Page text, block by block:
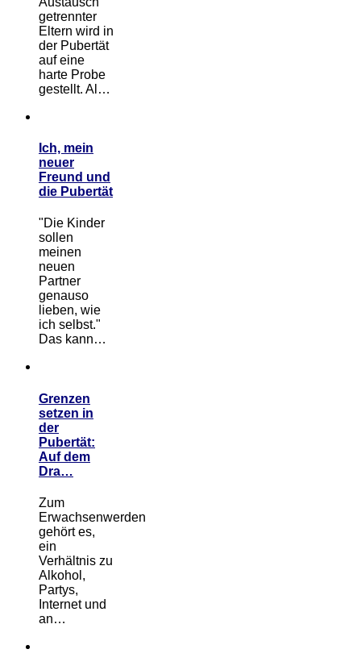
getrennter
Eltern wird in
der Pubertät
auf eine
harte Probe
gestellt. Al…
Ich, mein
neuer
Freund und
die Pubertät
"Die Kinder
sollen
meinen
neuen
Partner
genauso
lieben, wie
ich selbst."
Das kann…
Grenzen
setzen in
der
Pubertät:
Auf dem
Dra…
Zum
Erwachsenwerden
gehört es,
ein
Verhältnis zu
Alkohol,
Partys,
Internet und
an…